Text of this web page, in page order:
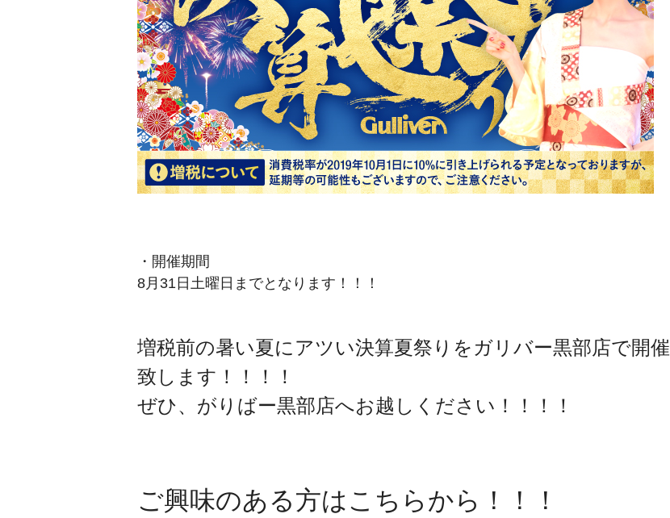
・開催期間
8月31日土曜日までとなります！！！
増税前の暑い夏にアツい決算夏祭りをガリバー黒部店で開催
致します！！！！
ぜひ、がりばー黒部店へお越しください！！！！
ご興味のある方はこちらから！！！